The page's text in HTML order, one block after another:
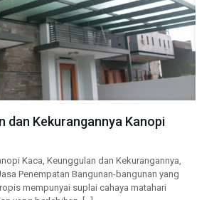
dan Kekurangannya Kanopi
Kaca, Keunggulan dan Kekurangannya,
Penempatan Bangunan-bangunan yang
mempunyai suplai cahaya matahari